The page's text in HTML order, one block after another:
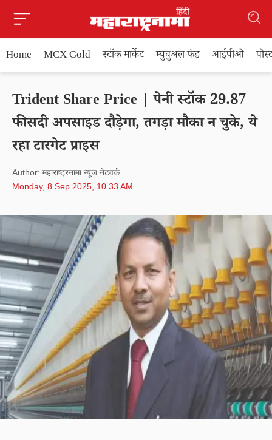
Home MCX Gold स्टॉक मार्केट म्युचुअल फंड आईपीओ
Trident Share Price | पेनी स्टॉक 29.87
फीसदी अपसाइड दौड़ेगा, तगड़ा मौका न चुके, ये
रहा टारगेट प्राइस
Author: महाराष्ट्रनामा न्यूज नेटवर्क
Monday, 8 Sep 2025, 10.33 AM